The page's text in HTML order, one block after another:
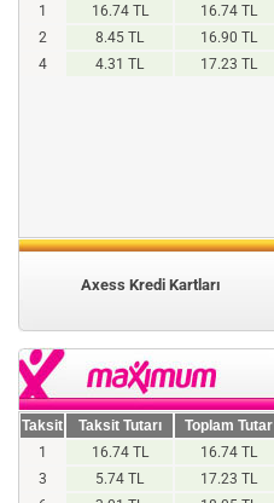
1
16.74 TL
16.74 TL
2
8.45 TL
16.90 TL
4
4.31 TL 17.23 TL
Axess Kredi Kartları
Taksit Taksit Tutarı
Toplam Tutar
1
16.74 TL
16.74 TL
3
5.74 TL
17.23 TL